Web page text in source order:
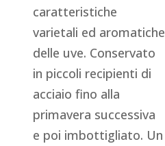
caratteristiche
varietali ed aromatiche
delle uve. Conservato
in piccoli recipienti di
acciaio fino alla
primavera successiva
e poi imbottigliato. Un